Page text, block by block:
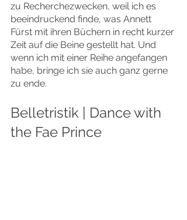
zu Recherchezwecken, weil ich es
beeindruckend finde, was Annett
Fürst mit ihren Büchern in recht kurzer
Zeit auf die Beine gestellt hat. Und
wenn ich mit einer Reihe angefangen
habe, bringe ich sie auch ganz gerne
zu ende.
Belletristik | Dance with
the Fae Prince